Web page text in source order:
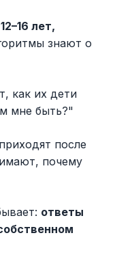
лет,
знают о
как их дети
мне быть?"
после
почему
ответы